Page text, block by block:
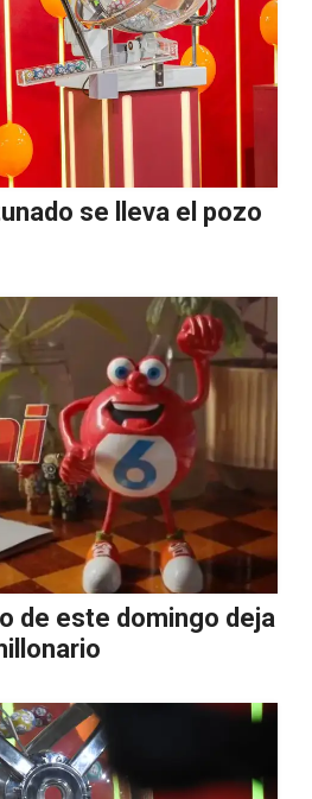
se lleva el pozo
de este domingo deja